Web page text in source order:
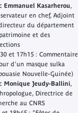
Emmanuel Kasarherou,
en chef, Adjoint
du département
et des
et 17h15 : Commentaire
d'un masque sulka
Nouvelle-Guinée)
Monique Jeudy-Ballini,
Directrice de
au CNRS